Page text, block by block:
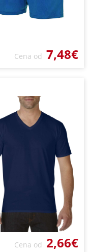
Cena od 7,48€
Cena od 2,66€